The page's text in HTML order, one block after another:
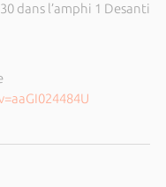
dans l’amphi 1 Desanti